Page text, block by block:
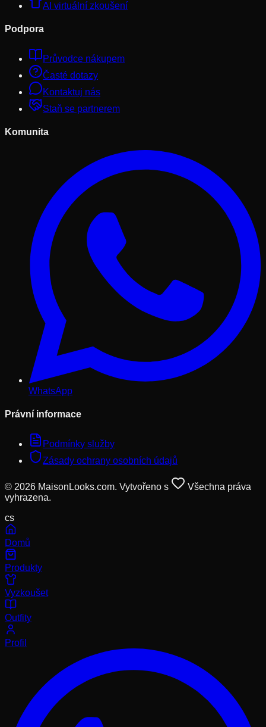
AI virtuální zkoušení
Podpora
Průvodce nákupem
Časté dotazy
Kontaktuj nás
Staň se partnerem
Komunita
WhatsApp
Právní informace
Podmínky služby
Zásady ochrany osobních údajů
© 2026 MaisonLooks.com. Vytvořeno s
Všechna práva
vyhrazena.
cs
Domů
Produkty
Vyzkoušet
Outfity
Profil